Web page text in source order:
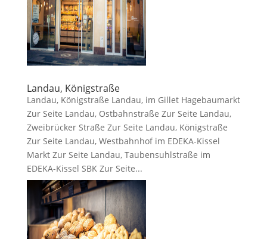
Landau, Königstraße
Landau, Königstraße Landau, im Gillet Hagebaumarkt
Zur Seite Landau, Ostbahnstraße Zur Seite Landau,
Zweibrücker Straße Zur Seite Landau, Königstraße
Zur Seite Landau, Westbahnhof im EDEKA-Kissel
Markt Zur Seite Landau, Taubensuhlstraße im
EDEKA-Kissel SBK Zur Seite...